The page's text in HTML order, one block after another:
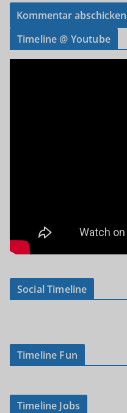
Timeline @ Youtube
Social Timeline
Timeline Fun
Timeline Jobs